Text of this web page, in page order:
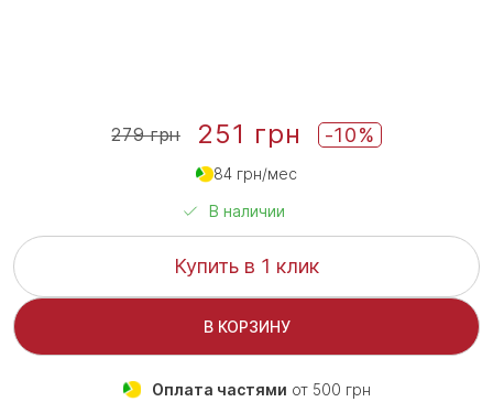
279 грн 251 грн -10%
84 грн/мес
В наличии
Купить в 1 клик
В КОРЗИНУ
Оплата частями от 500 грн